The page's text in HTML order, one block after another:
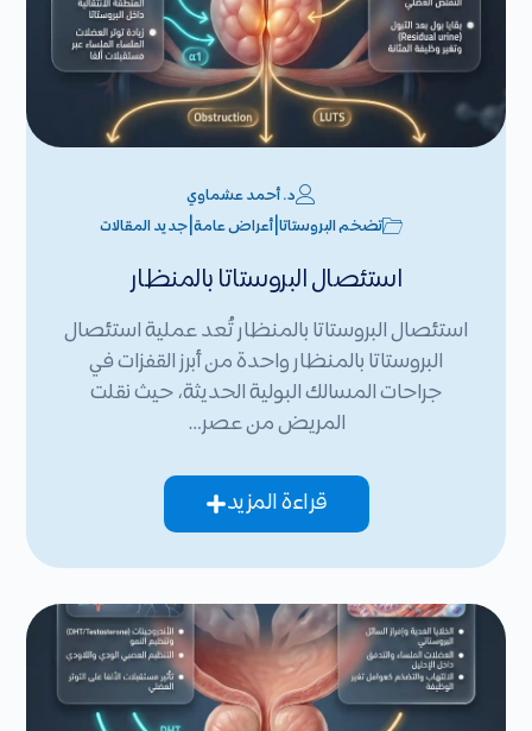
د. أحمد عشماوي
تضخم البروستاتا أعراض عامة جديد المقالات
استئصال البروستاتا بالمنظار
استئصال البروستاتا بالمنظار تُعد عملية استئصال
البروستاتا بالمنظار واحدة من أبرز القفزات في
جراحات المسالك البولية الحديثة، حيث نقلت
المريض من عصر…
قراءة المزيد